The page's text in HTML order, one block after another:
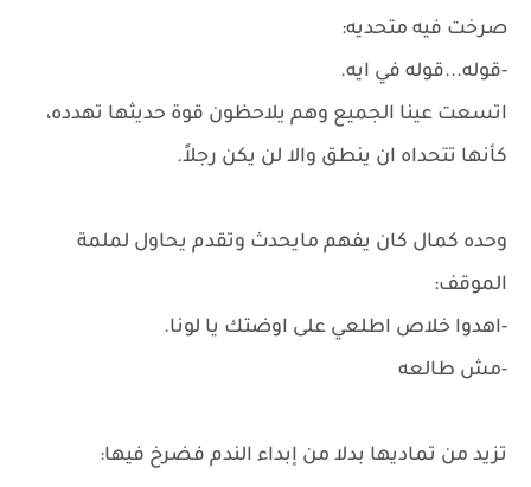
صرخت فيه متحديه:
-قوله...قوله في ايه.
اتسعت عينا الجميع وهم يلاحظون قوة حديثها تهدده،
كأنها تتحداه ان ينطق والا لن يكن رجلاً.
وحده كمال كان يفهم مايحدث وتقدم يحاول لملمة
الموقف:
-اهدوا خلاص اطلعي على اوضتك يا لونا.
-مش طالعه
تزيد من تماديها بدلا من إبداء الندم فضرخ فيها: